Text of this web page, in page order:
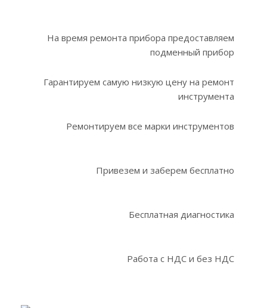
На время ремонта прибора предоставляем
подменный прибор
Гарантируем самую низкую цену на ремонт
инструмента
Ремонтируем все марки инструментов
Привезем и заберем бесплатно
Бесплатная диагностика
Работа с НДС и без НДС